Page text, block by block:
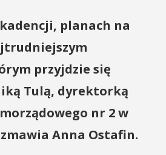
planach na
przyjdzie się
Tulą, dyrektorką
nr 2 w
Anna Ostafin.